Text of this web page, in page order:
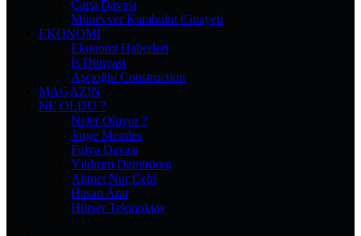
Çarşı Davası
Münevver Karabulut Cinayeti
EKONOMI
Ekonomi Haberleri
İş Dünyası
Aşçıoğlu Construction
MAGAZIN
NE OLDU ?
Neler Oluyor ?
Jorge Mendes
Fulya Davası
Yıldırım Demirören
Ahmet Nur Çebi
Hasan Arat
Hürser Tekinoktay